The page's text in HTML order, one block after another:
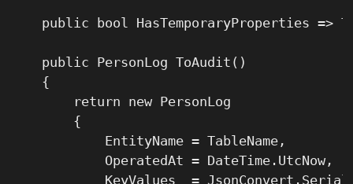
public bool HasTemporaryProperties =>
    public PersonLog ToAudit()
    {
        return new PersonLog
        {
            EntityName = TableName,
            OperatedAt = DateTime.UtcNow,
KeyValues  =